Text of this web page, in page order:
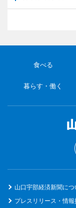
食べる
暮らす・働く
山口宇部経済新聞につ
プレスリリース・情